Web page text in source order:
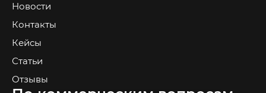
Новости
Контакты
Кейсы
Статьи
Отзывы